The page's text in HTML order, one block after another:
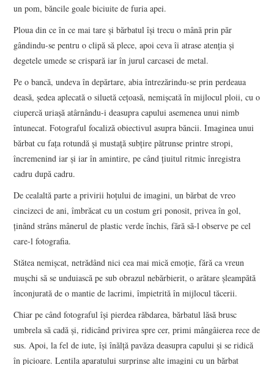
APRILIE 2018
un pom, băncile goale biciuite de furia apei.
Ploua din ce în ce mai tare şi bărbatul îşi trecu o mână prin păr
gândindu-se pentru o clipă să plece, apoi ceva îi atrase atenţia şi
degetele umede se crispară iar în jurul carcasei de metal.
Pe o bancă, undeva în depărtare, abia întrezărindu-se prin perdeaua
deasă, şedea aplecată o siluetă ceţoasă, nemişcată în mijlocul ploii, cu o
ciupercă uriaşă atârnându-i deasupra capului asemenea unui nimb
întunecat. Fotograful focaliză obiectivul asupra băncii. Imaginea unui
bărbat cu faţa rotundă şi mustaţă subţire pătrunse printre stropi,
încremenind iar şi iar în amintire, pe când ţiuitul ritmic înregistra
cadru după cadru.
De cealaltă parte a privirii hoţului de imagini, un bărbat de vreo
cincizeci de ani, îmbrăcat cu un costum gri ponosit, privea în gol,
ţinând strâns mânerul de plastic verde închis, fără să-l observe pe cel
care-l fotografia.
Stătea nemişcat, netrădând nici cea mai mică emoţie, fără ca vreun
muşchi să se unduiască pe sub obrazul nebărbierit, o arătare şleampătă
înconjurată de o mantie de lacrimi, împietrită în mijlocul tăcerii.
Chiar pe când fotograful îşi pierdea răbdarea, bărbatul lăsă brusc
umbrela să cadă şi, ridicând privirea spre cer, primi mângâierea rece de
sus. Apoi, la fel de iute, îşi înălţă pavăza deasupra capului şi se ridică
în picioare. Lentila aparatului surprinse alte imagini cu un bărbat